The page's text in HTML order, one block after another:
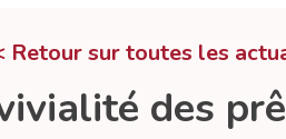
Retour sur toutes les
des